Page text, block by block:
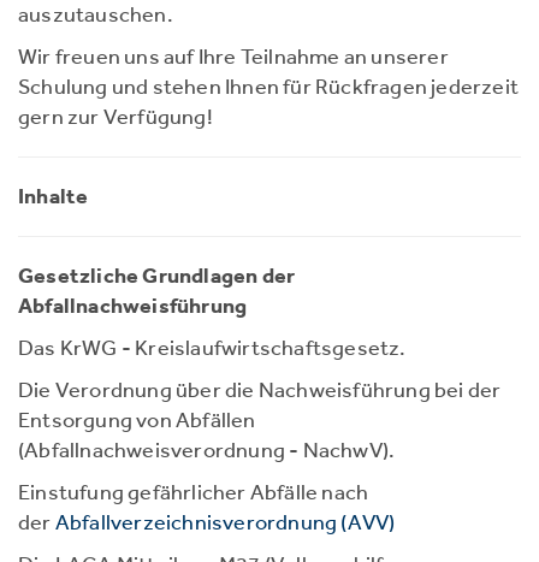
auszutauschen.
Wir freuen uns auf Ihre Teilnahme an unserer
Schulung und stehen Ihnen für Rückfragen jederzeit
gern zur Verfügung!
Inhalte
Gesetzliche Grundlagen der
Abfallnachweisführung
Das KrWG - Kreislaufwirtschaftsgesetz.
Die Verordnung über die Nachweisführung bei der
Entsorgung von Abfällen
(Abfallnachweisverordnung - NachwV).
Einstufung gefährlicher Abfälle nach
derAbfallverzeichnisverordnung (AVV)